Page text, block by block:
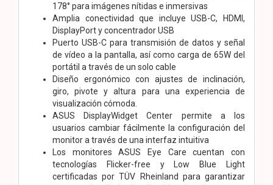
178° para imágenes nítidas e inmersivas
Amplia conectividad que incluye USB-C, HDMI,
DisplayPort y concentrador USB
Puerto USB-C para transmisión de datos y señal
de vídeo a la pantalla, así como carga de 65W del
portátil a través de un solo cable
Diseño ergonómico con ajustes de inclinación,
giro, pivote y altura para una experiencia de
visualización cómoda.
ASUS DisplayWidget Center permite a los
usuarios cambiar fácilmente la configuración del
monitor a través de una interfaz intuitiva
Los monitores ASUS Eye Care cuentan con
tecnologías Flicker-free y Low Blue Light
certificadas por TÜV Rheinland para garantizar